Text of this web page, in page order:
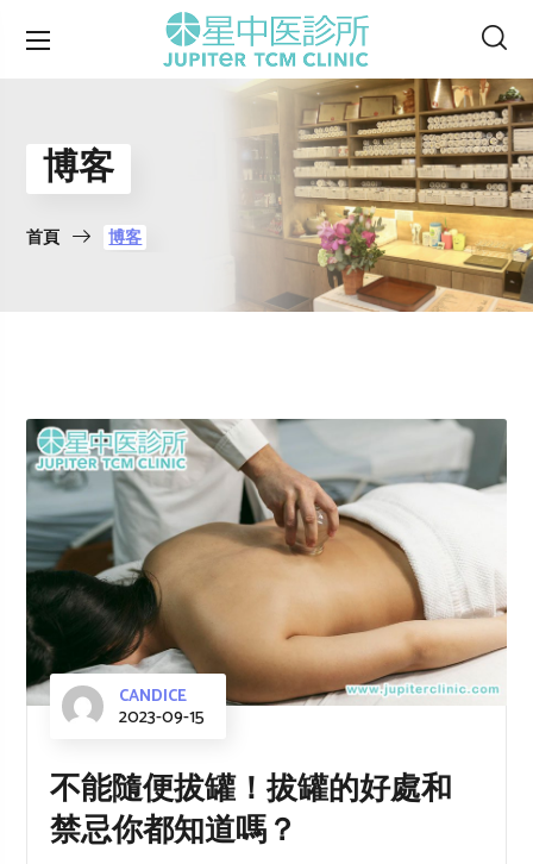
博客
首頁 博客
CANDICE
2023-09-15
不能隨便拔罐！拔罐的好處和
禁忌你都知道嗎？